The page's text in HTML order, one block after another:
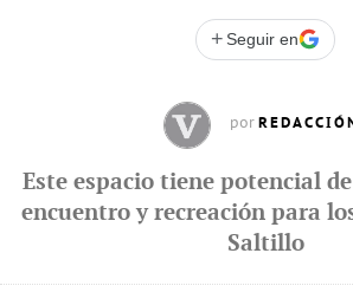
+ Seguir en
por
Este espacio tiene potencial
encuentro y recreación para
Saltillo